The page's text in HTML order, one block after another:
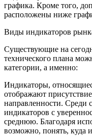
графика. Кроме того,
расположены ниже
Виды индикаторов
Существующие на
технического плана
категории, а именно:
Индикаторы,
отображают
направленности. Среди
индикаторов с
среднюю. Благодаря
возможно, понять, куда